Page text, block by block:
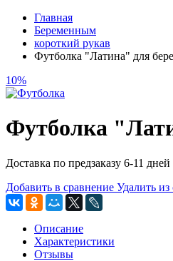
Главная
Беременным
короткий рукав
Футболка "Латина" для
10%
Футболка
Доставка по предзаказу 6-11 дней
Добавить в сравнение Удалить из
Описание
Характеристики
Отзывы